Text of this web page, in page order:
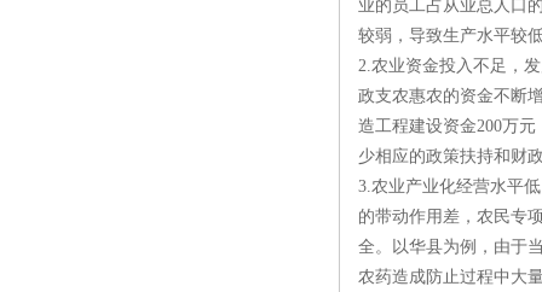
业的员工占从业总人口
较弱，导致生产水平较
2.农业资金投入不足，
政支农惠农的资金不断
造工程建设资金200万
少相应的政策扶持和财
3.农业产业化经营水平
的带动作用差，农民专
全。以华县为例，由于
农药造成防止过程中大